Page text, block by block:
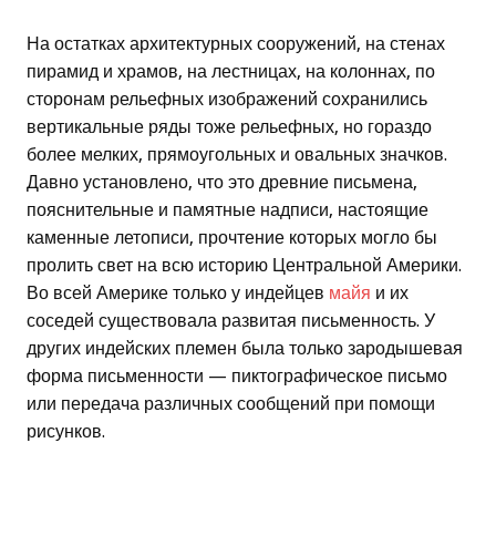
На остатках архитектурных сооружений, на стенах
пирамид и храмов, на лестницах, на колоннах, по
сторонам рельефных изображений сохранились
вертикальные ряды тоже рельефных, но гораздо
более мелких, прямоугольных и овальных значков.
Давно установлено, что это древние письмена,
пояснительные и памятные надписи, настоящие
каменные летописи, прочтение которых могло бы
пролить свет на всю историю Центральной Америки.
Во всей Америке только у индейцев майя и их
соседей существовала развитая письменность. У
других индейских племен была только зародышевая
форма письменности — пиктографическое письмо
или передача различных сообщений при помощи
рисунков.